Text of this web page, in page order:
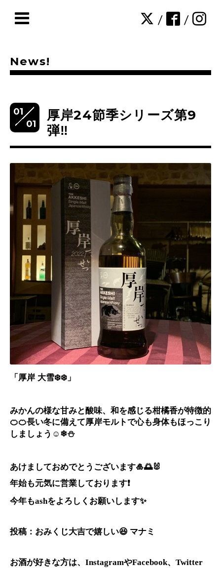
/ /
News!
01
01
厚岸24節季シリーズ第9
弾‼️
「厚岸 大雪❄️️❄️️」
みかんの様な甘みと酸味、和を感じる柑橘香が特徴的
🍊🍊長い冬に備えて厚岸モルトで心も身体もほっこり
しましょう ☺️❄⛄️
あけましておめでとうございます🎍🌅🐰
年始も元気に営業しております❗️
今年もashをよろしくお願いします✨
投稿：おみくじ大吉で嬉しい😆 マナミ
お酒が好きな方は、 InstagramやFacebook、 Twitter